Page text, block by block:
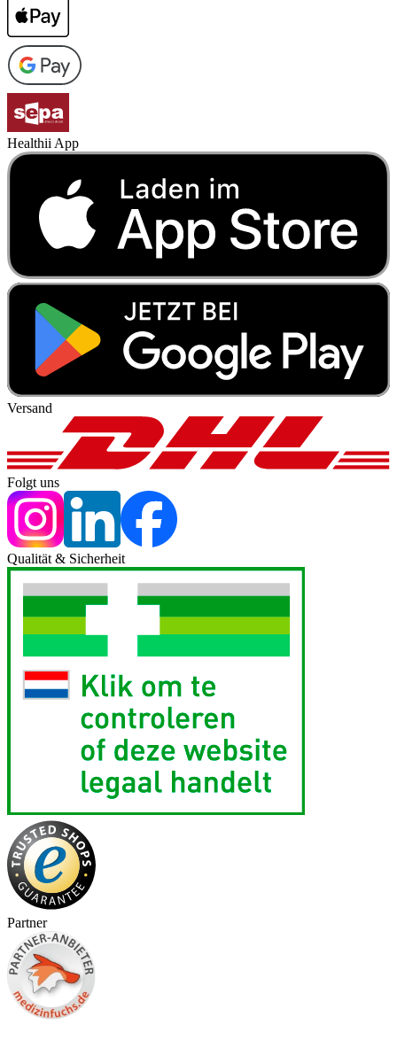
Healthii App
Versand
Folgt uns
Qualität & Sicherheit
Partner